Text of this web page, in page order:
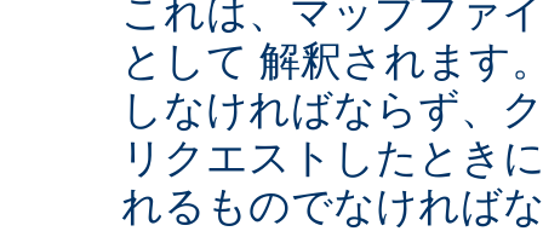
これは、マップファ
として 解釈されます
しなければならず、
リクエストしたとき
れるものでなければ